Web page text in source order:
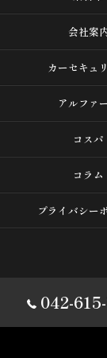
042-
会社案
カーセキュ
アルファ
コスパ
コラム
プライバシー
© 2026 車の盗